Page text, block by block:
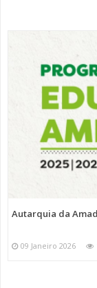
Autarquia da
09 Janeiro 2026